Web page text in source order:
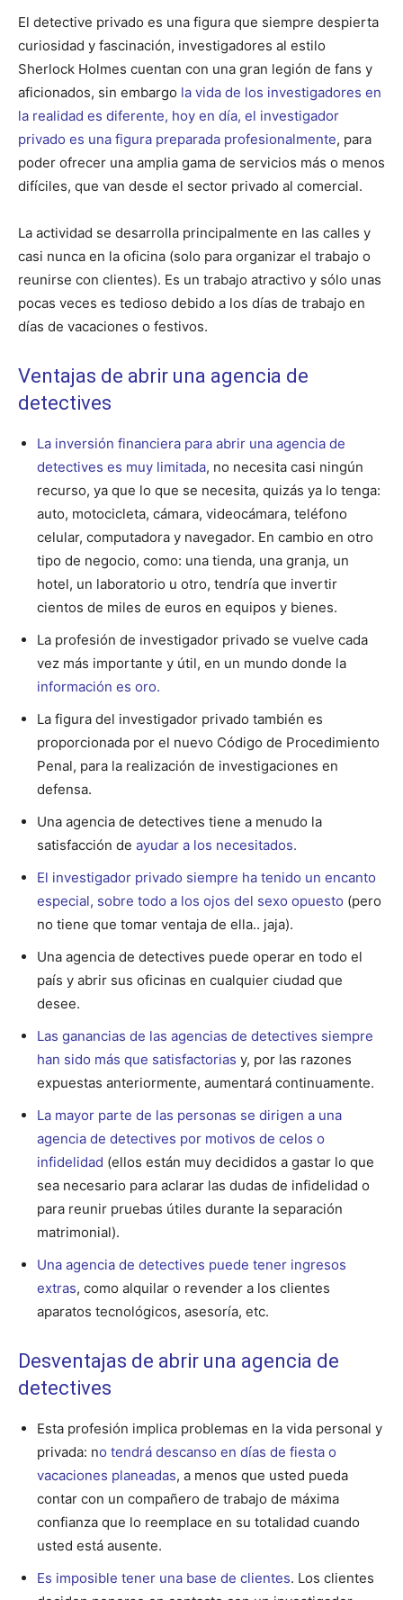
El detective privado es una figura que siempre despierta
curiosidad y fascinación, investigadores al estilo
Sherlock Holmes cuentan con una gran legión de fans y
aficionados, sin embargo la vida de los investigadores en
la realidad es diferente, hoy en día, el investigador
privado es una figura preparada profesionalmente, para
poder ofrecer una amplia gama de servicios más o menos
difíciles, que van desde el sector privado al comercial.
La actividad se desarrolla principalmente en las calles y
casi nunca en la oficina (solo para organizar el trabajo o
reunirse con clientes). Es un trabajo atractivo y sólo unas
pocas veces es tedioso debido a los días de trabajo en
días de vacaciones o festivos.
Ventajas de abrir una agencia de
detectives
La inversión financiera para abrir una agencia de
detectives es muy limitada, no necesita casi ningún
recurso, ya que lo que se necesita, quizás ya lo tenga:
auto, motocicleta, cámara, videocámara, teléfono
celular, computadora y navegador. En cambio en otro
tipo de negocio, como: una tienda, una granja, un
hotel, un laboratorio u otro, tendría que invertir
cientos de miles de euros en equipos y bienes.
La profesión de investigador privado se vuelve cada
vez más importante y útil, en un mundo donde la
información es oro.
La figura del investigador privado también es
proporcionada por el nuevo Código de Procedimiento
Penal, para la realización de investigaciones en
defensa.
Una agencia de detectives tiene a menudo la
satisfacción de ayudar a los necesitados.
El investigador privado siempre ha tenido un encanto
especial, sobre todo a los ojos del sexo opuesto (pero
no tiene que tomar ventaja de ella.. jaja).
Una agencia de detectives puede operar en todo el
país y abrir sus oficinas en cualquier ciudad que
desee.
Las ganancias de las agencias de detectives siempre
han sido más que satisfactorias y, por las razones
expuestas anteriormente, aumentará continuamente.
La mayor parte de las personas se dirigen a una
agencia de detectives por motivos de celos o
infidelidad (ellos están muy decididos a gastar lo que
sea necesario para aclarar las dudas de infidelidad o
para reunir pruebas útiles durante la separación
matrimonial).
Una agencia de detectives puede tener ingresos
extras, como alquilar o revender a los clientes
aparatos tecnológicos, asesoría, etc.
Desventajas de abrir una agencia de
detectives
Esta profesión implica problemas en la vida personal y
privada: no tendrá descanso en días de fiesta o
vacaciones planeadas, a menos que usted pueda
contar con un compañero de trabajo de máxima
confianza que lo reemplace en su totalidad cuando
usted está ausente.
Es imposible tener una base de clientes. Los clientes